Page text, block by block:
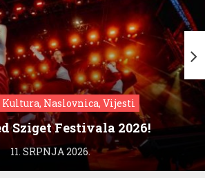
Kultura, Naslovnica, Vijesti
Sziget Festivala 2026!
11. SRPNJA 2026.